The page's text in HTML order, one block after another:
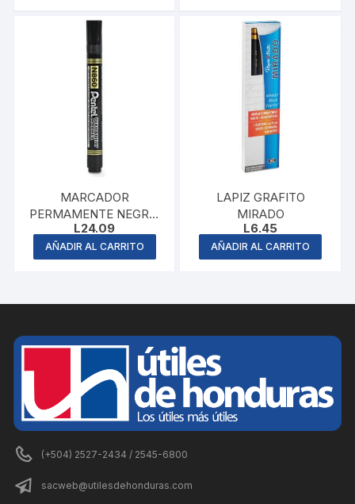
MARCADOR
PERMAMENTE NEGRO,
PENTEL
L24.09
AÑADIR AL CARRITO
LAPIZ GRAFITO
MIRADO
L6.45
AÑADIR AL CARRITO
(+504) 2527-2434 / 2545-6800
sacweb@utilesdehonduras.com